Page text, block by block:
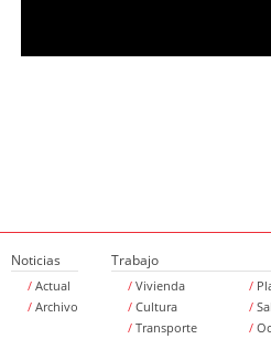
Noticias
/ Actual
/ Archivo
Trabajo
/ Vivienda /
/ Cultura /
/ Transporte /